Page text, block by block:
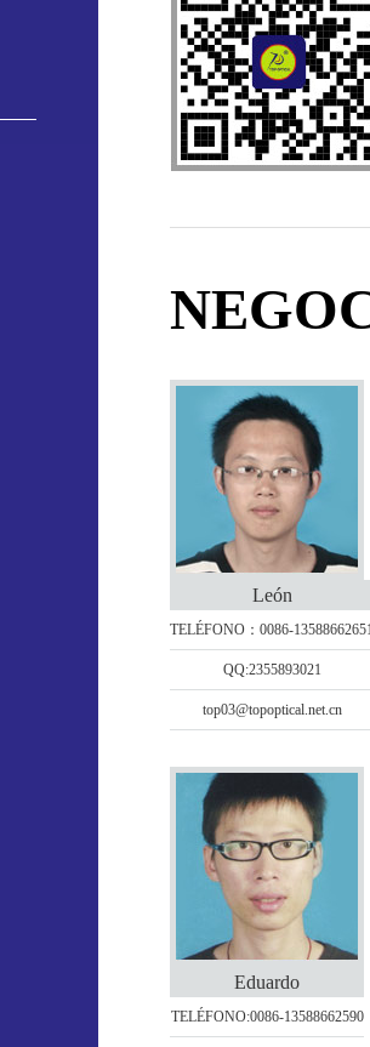
León
TELÉFONO：0086-
QQ:2355893021
top03@topoptical.net.cn
Eduardo
TELÉFONO:0086-13588662590